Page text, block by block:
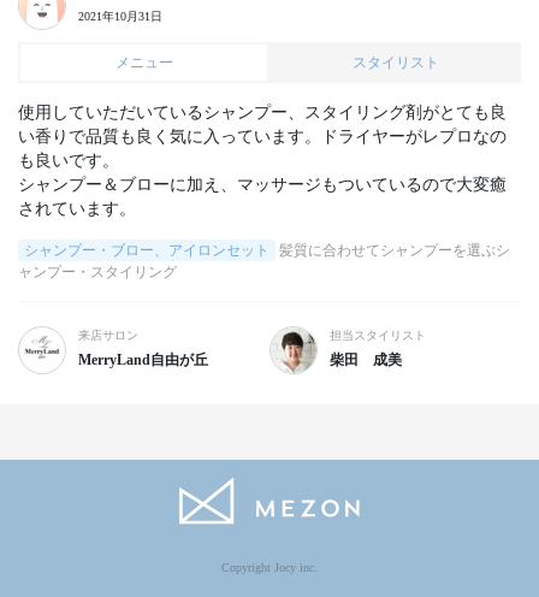
2021年10月31日
メニュー スタイリスト
使用していただいているシャンプー、スタイリング剤がとても良
い香りで品質も良く気に入っています。ドライヤーがレプロなの
も良いです。
シャンプー＆ブローに加え、マッサージもついているので大変癒
されています。
シャンプー・ブロー、アイロンセット
髪質に合わせてシャンプーを選ぶシ
ャンプー・スタイリング
来店サロン
MerryLand自由が丘
担当スタイリスト
柴田 成美
Copyright Jocy inc.